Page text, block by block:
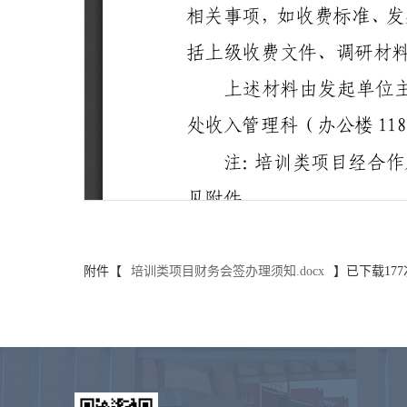
附件【 培训类项目财务会签办理须知.docx 】已下载177